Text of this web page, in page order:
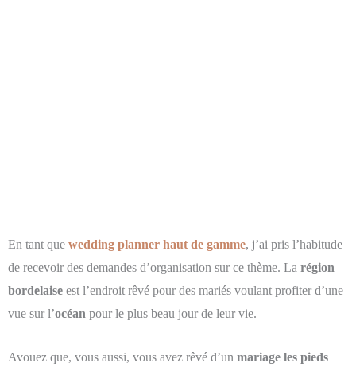
En tant que wedding planner haut de gamme, j’ai pris l’habitude
de recevoir des demandes d’organisation sur ce thème. La région
bordelaise est l’endroit rêvé pour des mariés voulant profiter d’une
vue sur l’océan pour le plus beau jour de leur vie.
Avouez que, vous aussi, vous avez rêvé d’un mariage les pieds